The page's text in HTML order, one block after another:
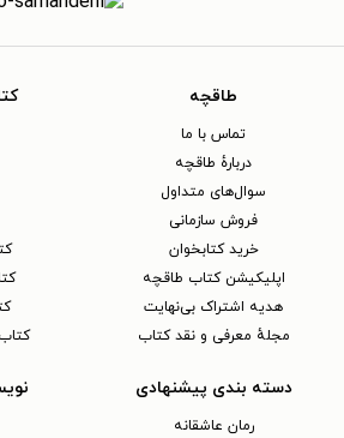
طاقچه
تماس با ما
دربارهٔ طاقچه
سوال‌های متداول
فروش سازمانی
خرید کتابخوان
اپلیکیشن کتاب طاقچه
هدیه اشتراک بی‌نهایت
مجلهٔ معرفی و نقد کتاب
دسته بندی پیشنهادی
رمان عاشقانه